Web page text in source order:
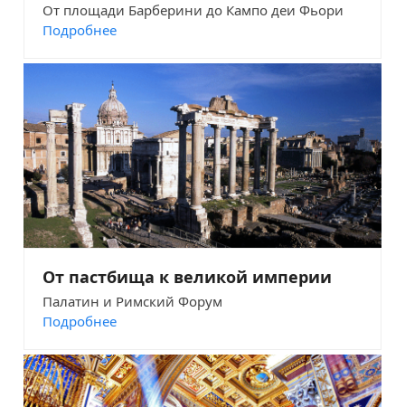
От площади Барберини до Кампо деи Фьори
Подробнее
От пастбища к великой империи
Палатин и Римский Форум
Подробнее